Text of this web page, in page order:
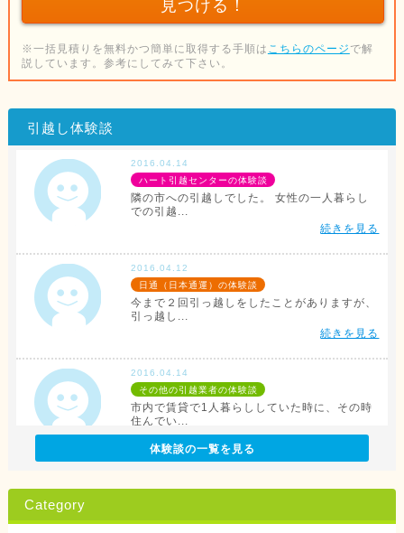
見つける！
※一括見積りを無料かつ簡単に取得する手順は こちらのページ で解
説しています。参考にしてみて下さい。
引越し体験談
2016.04.14
ハート引越センターの体験談
隣の市への引越しでした。 女性の一人暮らし
での引越...
続きを見る
2016.04.12
日通（日本通運）の体験談
今まで２回引っ越しをしたことがありますが、
引っ越し...
続きを見る
2016.04.14
その他の引越業者の体験談
市内で賃貸で1人暮らししていた時に、その時
住んでい...
続きを見る
出る訳で...
体験談の一覧を見る
Category